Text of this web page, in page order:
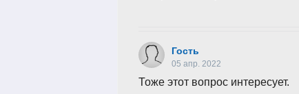
Гость
05 апр. 2022
Тоже этот вопрос интересует.